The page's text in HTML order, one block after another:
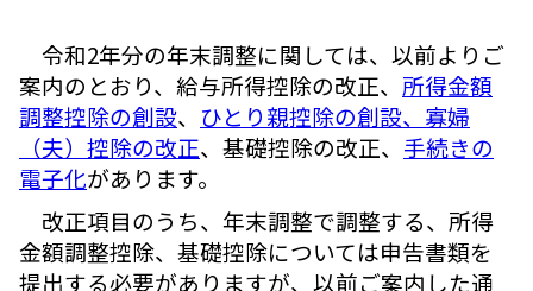
令和2年分の年末調整に関しては、以前よりご
案内のとおり、給与所得控除の改正、 所得金額
調整控除の創設、 ひとり親控除の創設、寡婦
（夫）控除の改正、基礎控除の改正、 手続きの
電子化があります。
改正項目のうち、年末調整で調整する、所得
金額調整控除、基礎控除については申告書類を
提出する必要がありますが、以前ご案内した通